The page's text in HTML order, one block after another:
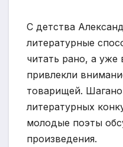
С детства
литературные
читать рано, а уже
привлекли
товарищей.
литературных
молодые поэты
произведения.